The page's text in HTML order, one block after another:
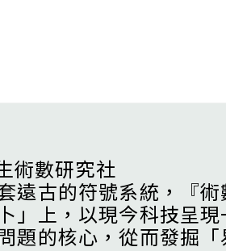
術數研究社
遠古的符號系統，『
」上，以現今科技呈
題的核心，從而發掘「